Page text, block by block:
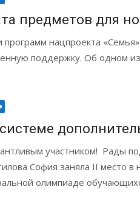
предметов для
нацпроекта
поддержку. Об одном
участником! Рады
София заняла II место в
олимпиаде